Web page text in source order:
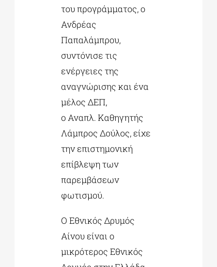
του προγράμματος, ο
Ανδρέας
Παπαλάμπρου,
συντόνισε τις
ενέργειες της
αναγνώρισης και ένα
μέλος ΔΕΠ,
ο Αναπλ. Καθηγητής
Λάμπρος Δούλος, είχε
την επιστημονική
επίβλεψη των
παρεμβάσεων
φωτισμού.
Ο Εθνικός Δρυμός
Αίνου είναι ο
μικρότερος Εθνικός